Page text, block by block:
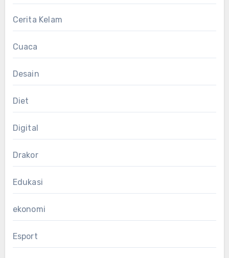
Cerita Kelam
Cuaca
Desain
Diet
Digital
Drakor
Edukasi
ekonomi
Esport